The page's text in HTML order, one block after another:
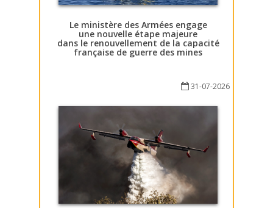
Le ministère des Armées engage
une nouvelle étape majeure
dans le renouvellement de la capacité
française de guerre des mines
31-07-2026